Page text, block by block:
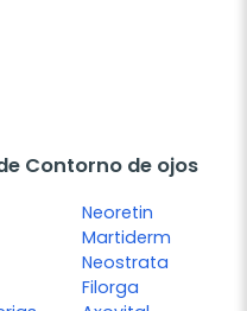
Contorno de ojos
Neoretin
Martiderm
Neostrata
Filorga